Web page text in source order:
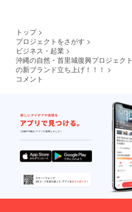
トップ >
プロジェクトをさがす >
ビジネス・起業 >
沖縄の自然・首里城復興プロジェク
の新ブランド立ち上げ！！！ >
コメント